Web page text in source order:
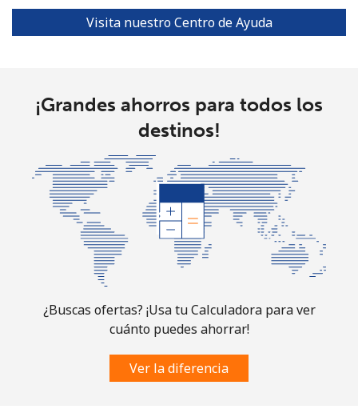
North Korea
Norway
⁦1.5¢⁩
Celular ⁦1.6¢⁩ 625 min por ⁦$10⁩
Visita nuestro Centro de Ayuda
¡Grandes ahorros para todos los
destinos!
¿Buscas ofertas? ¡Usa tu Calculadora para ver
cuánto puedes ahorrar!
Ver la diferencia